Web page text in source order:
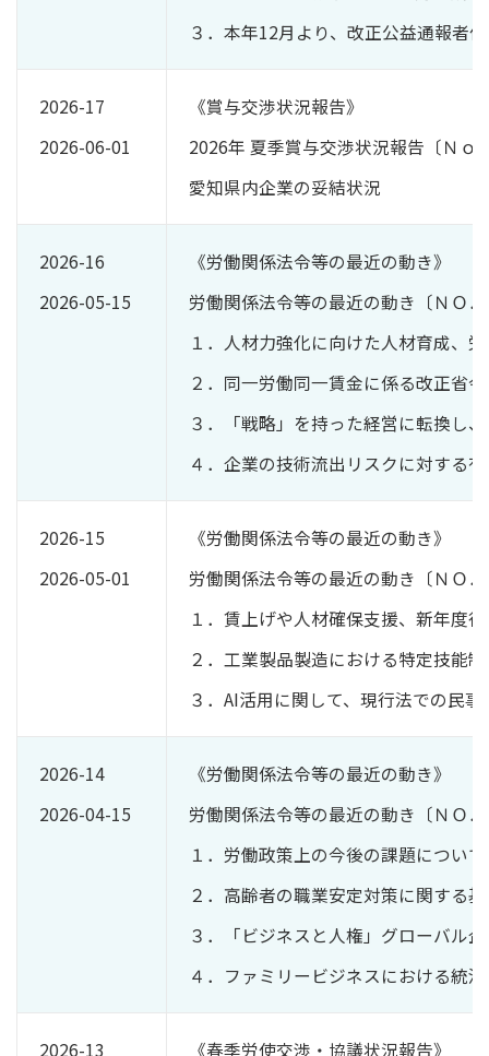
３．本年12月より、改正公益通報者
2026-17
2026-06-01
《賞与交渉状況報告》
2026年 夏季賞与交渉状況報告〔Ｎｏ
愛知県内企業の妥結状況
2026-16
2026-05-15
《労働関係法令等の最近の動き》
労働関係法令等の最近の動き〔ＮＯ
１．人材力強化に向けた人材育成、
２．同一労働同一賃金に係る改正省
３．「戦略」を持った経営に転換し
４．企業の技術流出リスクに対する
2026-15
2026-05-01
《労働関係法令等の最近の動き》
労働関係法令等の最近の動き〔ＮＯ
１．賃上げや人材確保支援、新年度
２．工業製品製造における特定技能
３．AI活用に関して、現行法での民
2026-14
2026-04-15
《労働関係法令等の最近の動き》
労働関係法令等の最近の動き〔ＮＯ
１．労働政策上の今後の課題につい
２．高齢者の職業安定対策に関する
３．「ビジネスと人権」グローバル
４．ファミリービジネスにおける統
2026-13
《春季労使交渉・協議状況報告》